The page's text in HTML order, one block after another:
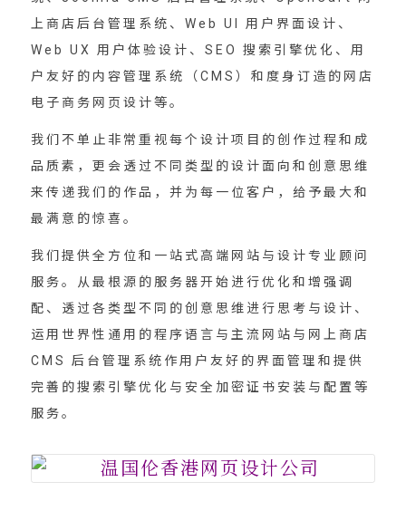
上商店后台管理系统、Web UI 用户界面设计、
Web UX 用户体验设计、SEO 搜索引擎优化、用
户友好的内容管理系统（CMS）和度身订造的网店
电子商务网页设计等。
我们不单止非常重视每个设计项目的创作过程和成
品质素，更会透过不同类型的设计面向和创意思维
来传递我们的作品，并为每一位客户，给予最大和
最满意的惊喜。
我们提供全方位和一站式高端网站与设计专业顾问
服务。从最根源的服务器开始进行优化和增强调
配、透过各类型不同的创意思维进行思考与设计、
运用世界性通用的程序语言与主流网站与网上商店
CMS 后台管理系统作用户友好的界面管理和提供
完善的搜索引擎优化与安全加密证书安装与配置等
服务。